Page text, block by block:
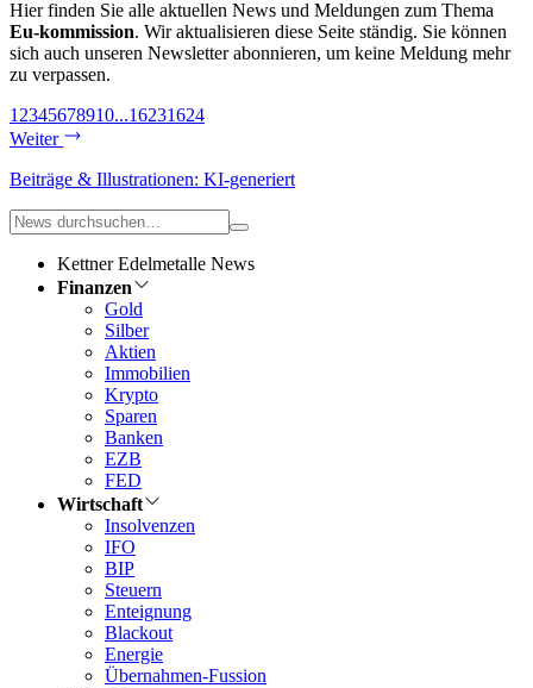
Hier finden Sie alle aktuellen News und Meldungen zum Thema
Eu-kommission. Wir aktualisieren diese Seite ständig. Sie können
sich auch unseren Newsletter abonnieren, um keine Meldung mehr
zu verpassen.
1 2345678910...16231624
Weiter
Beiträge & Illustrationen: KI-generiert
Kettner Edelmetalle News
Finanzen
Gold
Silber
Aktien
Immobilien
Krypto
Sparen
Banken
EZB
FED
Wirtschaft
Insolvenzen
IFO
BIP
Steuern
Enteignung
Blackout
Energie
Übernahmen-Fussion